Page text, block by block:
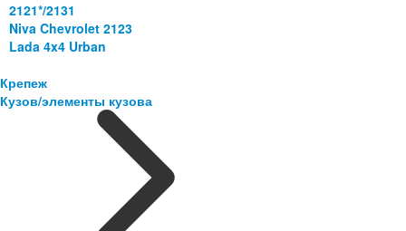
2121*/2131
Niva Chevrolet 2123
Lada 4x4 Urban
Крепеж
Кузов/элементы кузова